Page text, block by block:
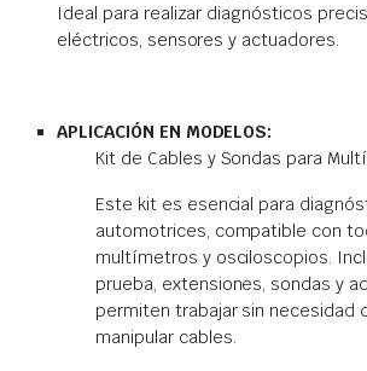
Ideal para realizar diagnósticos
eléctricos, sensores y actuadores.
APLICACIÓN EN MODELOS:
Kit de Cables y Sondas para
Este kit es esencial para
automotrices, compatible con
multímetros y osciloscopios.
prueba, extensiones, sondas y
permiten trabajar sin necesidad
manipular cables.